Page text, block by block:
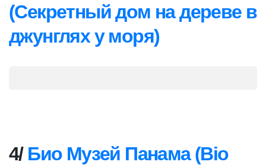
(Секретный дом на дереве в
джунглях у моря)
4/ Био Музей Панама (Bio